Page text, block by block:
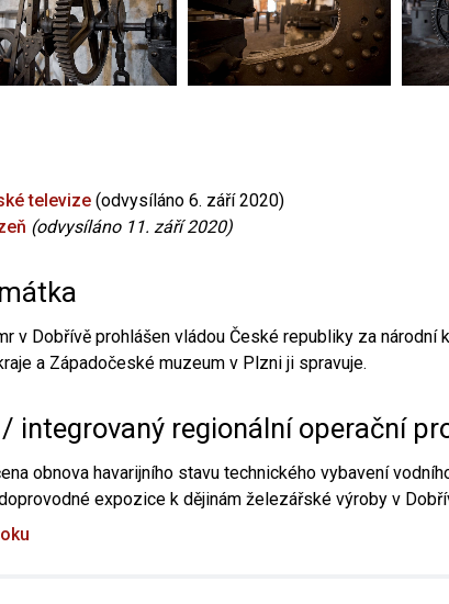
televize (odvysíláno 6. září 2020)
(odvysíláno 11. září 2020)
v Dobřívě prohlášen vládou České republiky za národní
a Západočeské muzeum v Plzni ji spravuje.
integrovaný regionální operační
obnova havarijního stavu technického vybavení
expozice k dějinám železářské výroby v